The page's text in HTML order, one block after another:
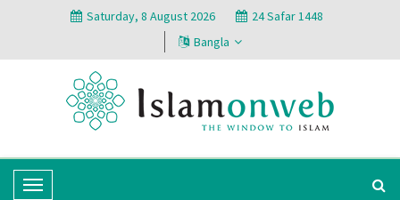
Saturday, 8 August 2026
24 Safar 1448
Bangla
T